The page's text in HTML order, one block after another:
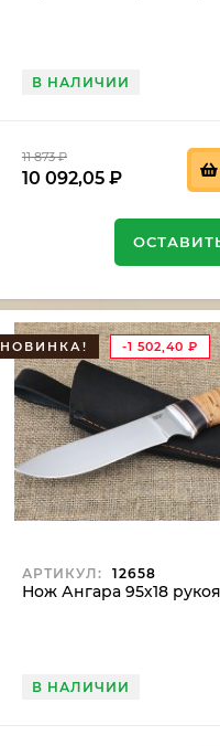
В НАЛИЧИИ
11 873₽
10 092,05 ₽
НОВИНКА! -1 502,40 ₽
АРТИКУЛ: 12658
Нож Ангара 95х18
В НАЛИЧИИ